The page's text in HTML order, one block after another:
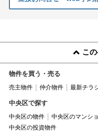
こ
物件を買う・売る
売主物件 仲介物件 最新チラ
中央区で探す
中央区の物件 中央区のマンシ
中央区の投資物件